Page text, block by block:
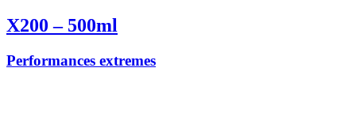
X200 – 500ml
Performances extremes